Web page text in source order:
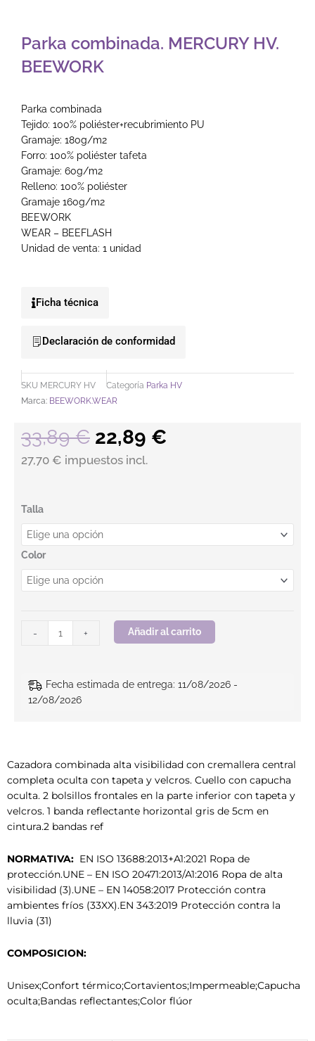
Parka combinada. MERCURY HV.
BEEWORK
Parka combinada
Tejido: 100% poliéster+recubrimiento PU
Gramaje: 180g/m2
Forro: 100% poliéster tafeta
Gramaje: 60g/m2
Relleno: 100% poliéster
Gramaje 160g/m2
BEEWORK
WEAR – BEEFLASH
Unidad de venta: 1 unidad
Ficha técnica
Declaración de conformidad
SKU MERCURY HV Categoría Parka HV
Marca: BEEWORK.WEAR
33,89€ El precio original era:
22,89 €
27,70 € impuestos incl.
Talla
Color
-
Parka combinada. MERCURY HV. BEEWORK cantidad
+ Añadir al carrito
Fecha estimada de entrega: 11/08/2026 -
12/08/2026
Cazadora combinada alta visibilidad con cremallera central
completa oculta con tapeta y velcros. Cuello con capucha
oculta. 2 bolsillos frontales en la parte inferior con tapeta y
velcros. 1 banda reflectante horizontal gris de 5cm en
cintura.2 bandas ref
NORMATIVA: EN ISO 13688:2013+A1:2021 Ropa de
protección.UNE – EN ISO 20471:2013/A1:2016 Ropa de alta
visibilidad (3).UNE – EN 14058:2017 Protección contra
ambientes fríos (33XX).EN 343:2019 Protección contra la
lluvia (31)
COMPOSICION:
Unisex;Confort térmico;Cortavientos;Impermeable;Capucha
oculta;Bandas reflectantes;Color flúor